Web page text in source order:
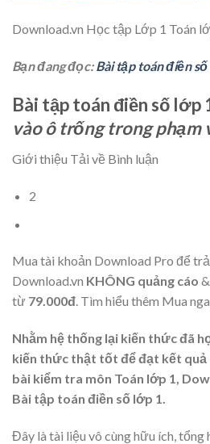
Download.vn Học tập Lớp 1 Toán
Bạn đang đọc:Bài tập toán điền
Bài tập toán điền số lớp
vào ô trống trong phạm
Giới thiệu Tải về Bình luận
2
Mua tài khoản Download Pro để
Download.vn KHÔNG quảng cáo &
từ 79.000đ. Tìm hiểu thêm Mua
Nhằm hệ thống lại kiến thức đã
kiến thức thật tốt để đạt kết quả
bài kiểm tra môn Toán lớp 1,
Bài tập toán điền số lớp 1.
Đây là tài liệu vô cùng hữu ích,